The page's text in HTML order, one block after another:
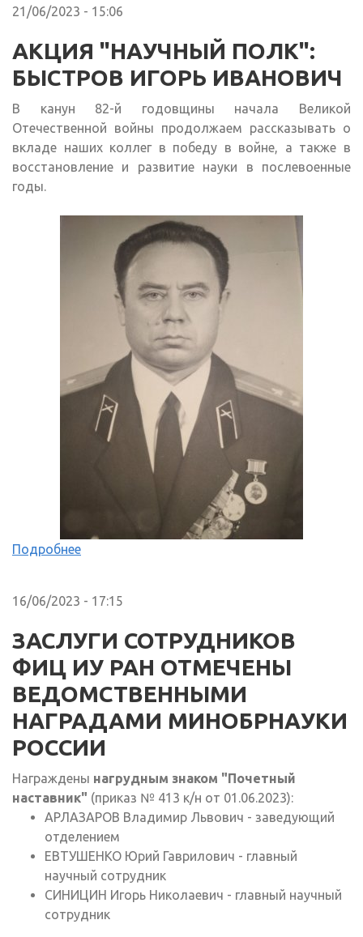
21/06/2023 - 15:06
АКЦИЯ "НАУЧНЫЙ ПОЛК":
БЫСТРОВ ИГОРЬ ИВАНОВИЧ
В канун 82-й годовщины начала Великой
Отечественной войны продолжаем рассказывать о
вкладе наших коллег в победу в войне, а также в
восстановление и развитие науки в послевоенные
годы.
Подробнее
16/06/2023 - 17:15
ЗАСЛУГИ СОТРУДНИКОВ
ФИЦ ИУ РАН ОТМЕЧЕНЫ
ВЕДОМСТВЕННЫМИ
НАГРАДАМИ МИНОБРНАУКИ
РОССИИ
Награждены нагрудным знаком "Почетный
наставник" (приказ № 413 к/н от 01.06.2023):
АРЛАЗАРОВ Владимир Львович - заведующий
отделением
ЕВТУШЕНКО Юрий Гаврилович - главный
научный сотрудник
СИНИЦИН Игорь Николаевич - главный научный
сотрудник